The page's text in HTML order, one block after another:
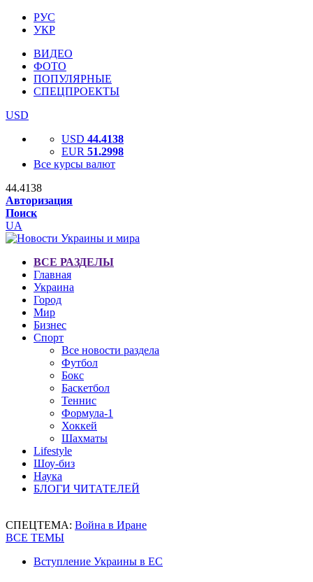
РУС
УКР
ВИДЕО
ФОТО
ПОПУЛЯРНЫЕ
СПЕЦПРОЕКТЫ
USD
USD 44.4138
EUR 51.2998
Все курсы валют
44.4138
Авторизация
Поиск
UA
ВСЕ РАЗДЕЛЫ
Главная
Украина
Город
Мир
Бизнес
Спорт
Все новости раздела
Футбол
Бокс
Баскетбол
Теннис
Формула-1
Хоккей
Шахматы
Lifestyle
Шоу-биз
Наука
БЛОГИ ЧИТАТЕЛЕЙ
СПЕЦТЕМА: Война в Иране
ВСЕ ТЕМЫ
Вступление Украины в ЕС